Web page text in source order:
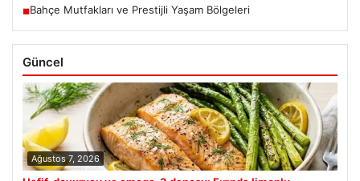
■Bahçe Mutfakları ve Prestijli Yaşam Bölgeleri
Güncel
Ağustos 7, 2026